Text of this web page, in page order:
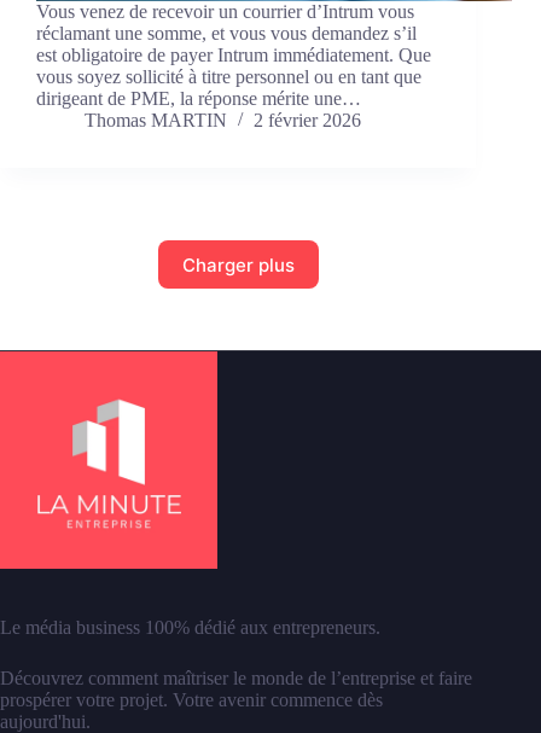
Vous venez de recevoir un courrier d’Intrum vous
réclamant une somme, et vous vous demandez s’il
est obligatoire de payer Intrum immédiatement. Que
vous soyez sollicité à titre personnel ou en tant que
dirigeant de PME, la réponse mérite une…
Thomas MARTIN
2 février 2026
Charger plus
Le média business 100% dédié aux entrepreneurs.
Découvrez comment maîtriser le monde de l’entreprise et faire
prospérer votre projet. Votre avenir commence dès
aujourd'hui.